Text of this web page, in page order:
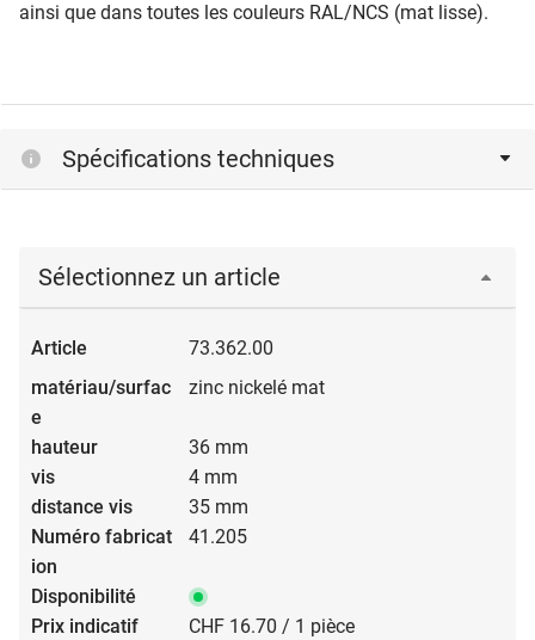
ainsi que dans toutes les couleurs RAL/NCS (mat lisse).
Spécifications techniques
Sélectionnez un article
73.362.00
zinc nickelé mat
36 mm
4 mm
35 mm
41.205
CHF 16.70 / 1 pièce